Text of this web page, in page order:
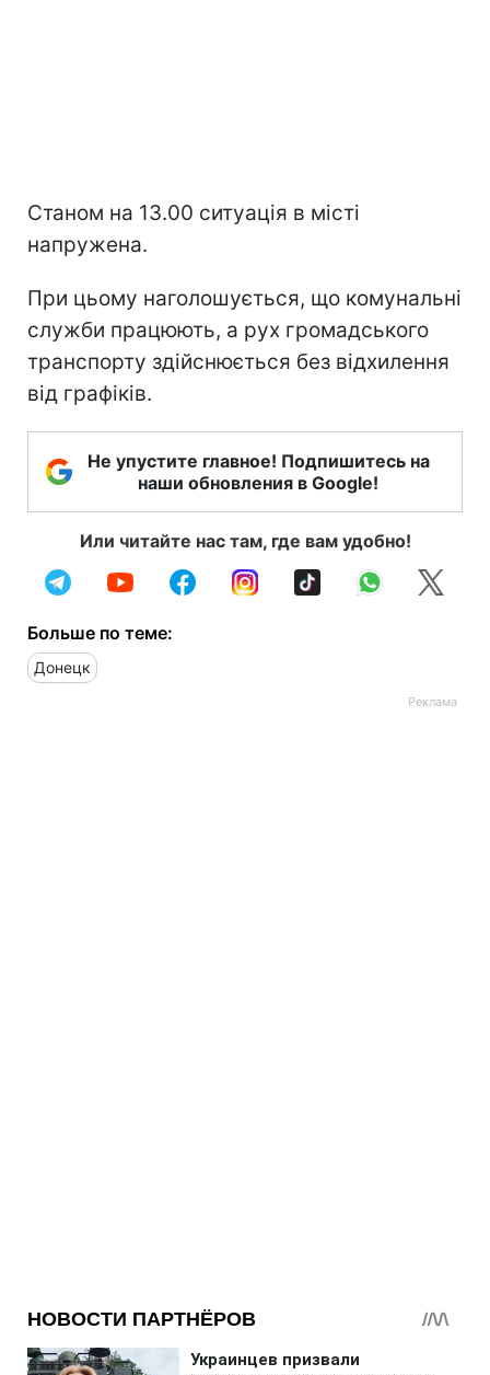
Станом на 13.00 ситуація в місті
напружена.
При цьому наголошується, що комунальні
служби працюють, а рух громадського
транспорту здійснюється без відхилення
від графіків.
Не упустите главное! Подпишитесь на
наши обновления в Google!
Или читайте нас там, где вам удобно!
Больше по теме:
Донецк